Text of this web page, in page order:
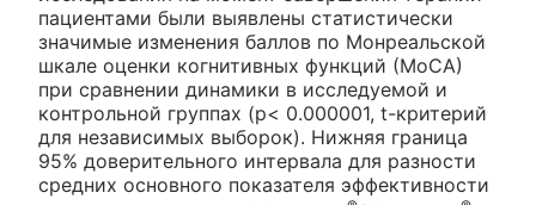
пациентами были выявлены статистически
значимые изменения баллов по Монреальской
шкале оценки когнитивных функций (МоСА)
при сравнении динамики в исследуемой и
контрольной группах (р< 0.000001, t-критерий
для независимых выборок). Нижняя граница
95% доверительного интервала для разности
средних основного показателя эффективности